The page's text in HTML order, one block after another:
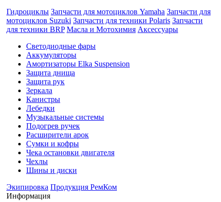
Гидроциклы Запчасти для мотоциклов Yamaha Запчасти для
мотоциклов Suzuki Запчасти для техники Polaris Запчасти
для техники BRP Масла и Мотохимия Аксессуары
Cветодиодные фары
Аккумуляторы
Амортизаторы Elka Suspension
Защита днища
Защита рук
Зеркала
Канистры
Лебедки
Музыкальные системы
Подогрев ручек
Расширители арок
Сумки и кофры
Чека остановки двигателя
Чехлы
Шины и диски
Экипировка Продукция РемКом
Информация